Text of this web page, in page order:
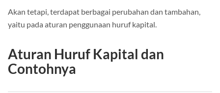
Akan tetapi, terdapat berbagai perubahan dan tambahan,
yaitu pada aturan penggunaan huruf kapital.
Aturan Huruf Kapital dan
Contohnya